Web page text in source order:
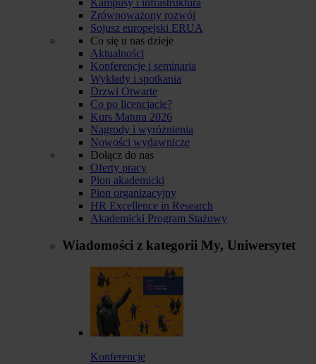
Zrównoważony rozwój
Sojusz europejski ERUA
Co się u nas dzieje
Aktualności
Konferencje i seminaria
Wykłady i spotkania
Drzwi Otwarte
Co po licencjacie?
Kurs Matura 2026
Nagrody i wyróżnienia
Nowości wydawnicze
Dołącz do nas
Oferty pracy
Pion akademicki
Pion organizacyjny
HR Excellence in Research
Akademicki Program Stażowy
Wiadomości z kategorii My, Uniwersytet
Konferencje